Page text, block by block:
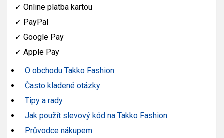
✓ Online platba kartou
✓ PayPal
✓ Google Pay
✓ Apple Pay
O obchodu Takko Fashion
Často kladené otázky
Tipy a rady
Jak použít slevový kód na Takko Fashion
Průvodce nákupem